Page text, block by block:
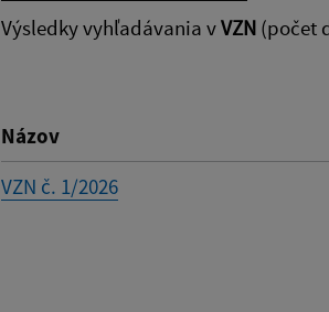
Výsledky vyhľadávania vVZN (počet
Názov
VZN č. 1/2026